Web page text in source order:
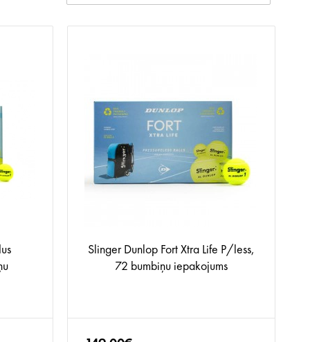
Slinger Dunlop Fort Xtra Life P/less,
72 bumbiņu iepakojums